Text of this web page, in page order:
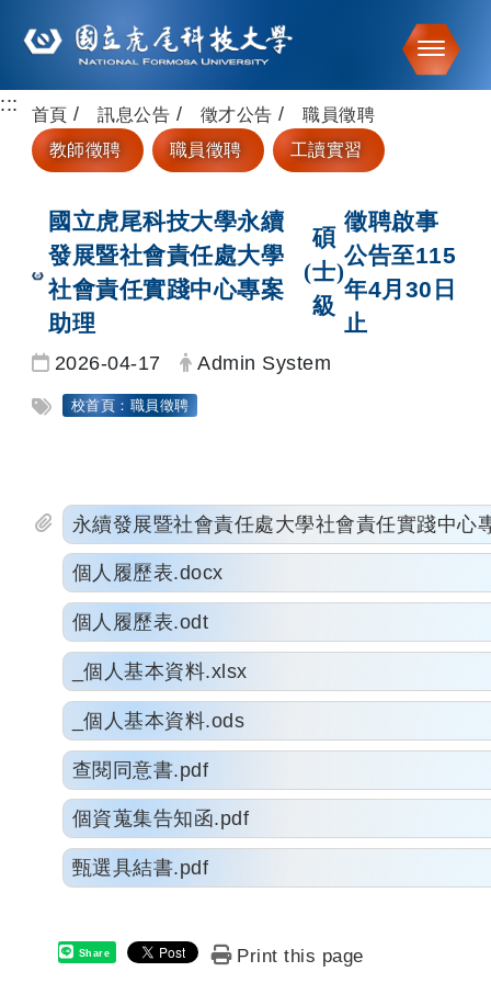
跳到主要內容
::: 首頁 訊息公告 徵才公告
職員徵聘
教師徵聘
職員徵聘 工讀實習
國立虎尾科技大學永續
發展暨社會責任處大學
社會責任實踐中心專案
助理
(
碩
士
級
)
徵聘啟事
公告至115
年4月30日
止
日期：
2026-04-17 發布者：
Admin System
標籤：
校首頁：職員徵聘
永續發展暨社會責任處大學社會責任實踐中心
個人履歷表.docx
個人履歷表.odt
_個人基本資料.xlsx
_個人基本資料.ods
查閱同意書.pdf
個資蒐集告知函.pdf
甄選具結書.pdf
Share Print this page